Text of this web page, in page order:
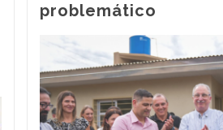
problemático